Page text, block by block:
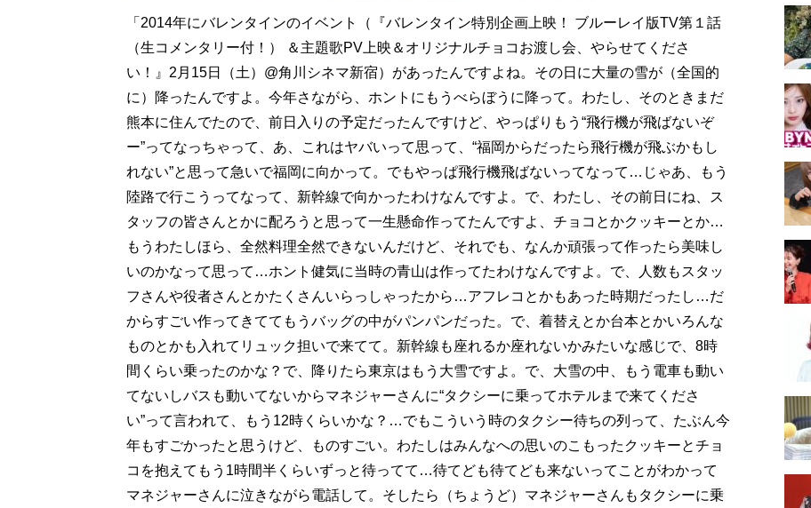
「2014年にバレンタインのイベント（『バレンタイン特別企画上映！ ブルーレイ版TV第１話
（生コメンタリー付！） ＆主題歌PV上映＆オリジナルチョコお渡し会、やらせてくださ
い！』2月15日（土）@角川シネマ新宿）があったんですよね。その日に大量の雪が（全国的
に）降ったんですよ。今年さながら、ホントにもうべらぼうに降って。わたし、そのときまだ
熊本に住んでたので、前日入りの予定だったんですけど、やっぱりもう“飛行機が飛ばないぞ
ー”ってなっちゃって、あ、これはヤバいって思って、“福岡からだったら飛行機が飛ぶかもし
れない”と思って急いで福岡に向かって。でもやっぱ飛行機飛ばないってなって…じゃあ、もう
陸路で行こうってなって、新幹線で向かったわけなんですよ。で、わたし、その前日にね、ス
タッフの皆さんとかに配ろうと思って一生懸命作ってたんですよ、チョコとかクッキーとか…
もうわたしほら、全然料理全然できないんだけど、それでも、なんか頑張って作ったら美味し
いのかなって思って…ホント健気に当時の青山は作ってたわけなんですよ。で、人数もスタッ
フさんや役者さんとかたくさんいらっしゃったから…アフレコとかもあった時期だったし…だ
からすごい作ってきててもうバッグの中がパンパンだった。で、着替えとか台本とかいろんな
ものとかも入れてリュック担いで来てて。新幹線も座れるか座れないかみたいな感じで、8時
間くらい乗ったのかな？で、降りたら東京はもう大雪ですよ。で、大雪の中、もう電車も動い
てないしバスも動いてないからマネジャーさんに“タクシーに乗ってホテルまで来てくださ
い”って言われて、もう12時くらいかな？…でもこういう時のタクシー待ちの列って、たぶん今
年もすごかったと思うけど、ものすごい。わたしはみんなへの思いのこもったクッキーとチョ
コを抱えてもう1時間半くらいずっと待ってて…待てども待てども来ないってことがわかって
マネジャーさんに泣きながら電話して。そしたら（ちょうど）マネジャーさんもタクシーに乗